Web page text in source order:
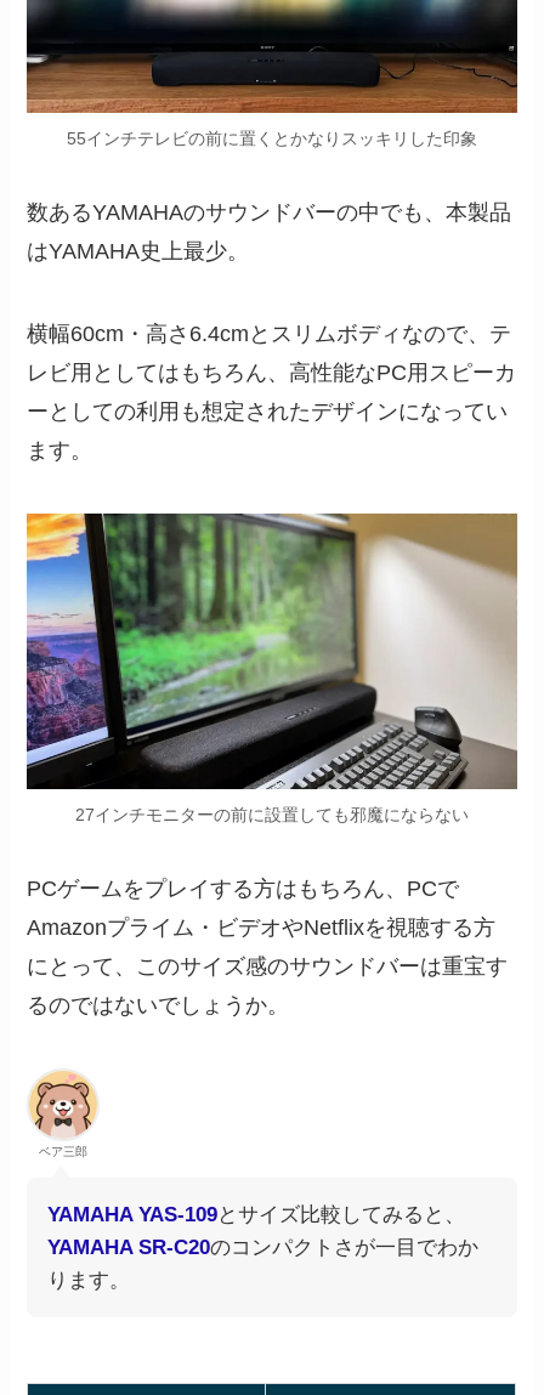
55インチテレビの前に置くとかなりスッキリした印象
数あるYAMAHAのサウンドバーの中でも、本製品
はYAMAHA史上最少。
横幅60cm・高さ6.4cmとスリムボディなので、テ
レビ用としてはもちろん、高性能なPC用スピーカ
ーとしての利用も想定されたデザインになってい
ます。
27インチモニターの前に設置しても邪魔にならない
PCゲームをプレイする方はもちろん、PCで
Amazonプライム・ビデオやNetflixを視聴する方
にとって、このサイズ感のサウンドバーは重宝す
るのではないでしょうか。
ベア三郎
YAMAHA YAS-109とサイズ比較してみると、
YAMAHA SR-C20のコンパクトさが一目でわか
ります。